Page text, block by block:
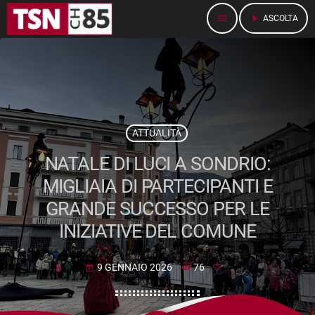
menu play_arrow ASCOLTA
ATTUALITÀ
NATALE DI LUCI A SONDRIO:
MIGLIAIA DI PARTECIPANTI E
GRANDE SUCCESSO PER LE
INIZIATIVE DEL COMUNE
today 9 GENNAIO 2026 76